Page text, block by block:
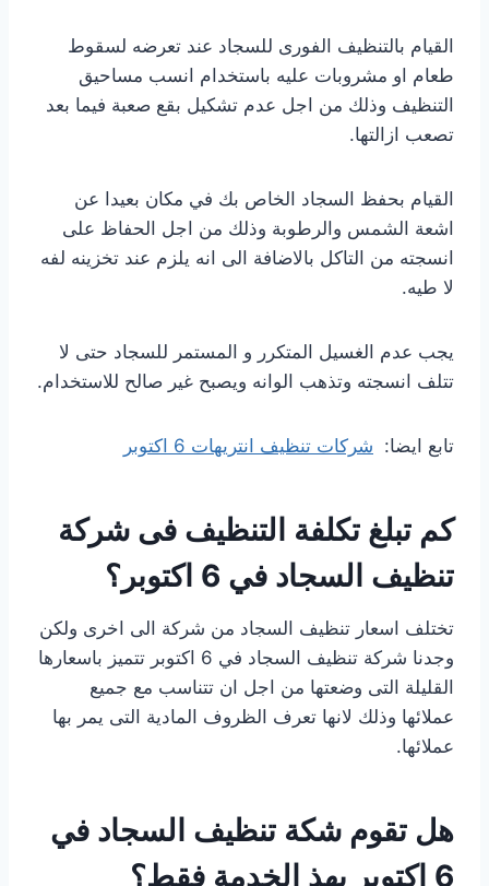
القيام بالتنظيف الفورى للسجاد عند تعرضه لسقوط
طعام او مشروبات عليه باستخدام انسب مساحيق
التنظيف وذلك من اجل عدم تشكيل بقع صعبة فيما بعد
تصعب ازالتها.
القيام بحفظ السجاد الخاص بك في مكان بعيدا عن
اشعة الشمس والرطوبة وذلك من اجل الحفاظ على
انسجته من التاكل بالاضافة الى انه يلزم عند تخزينه لفه
لا طيه.
يجب عدم الغسيل المتكرر و المستمر للسجاد حتى لا
تتلف انسجته وتذهب الوانه ويصبح غير صالح للاستخدام.
تابع ايضا: شركات تنظيف انتريهات 6 اكتوبر
كم تبلغ تكلفة التنظيف فى شركة
تنظيف السجاد في 6 اكتوبر؟
تختلف اسعار تنظيف السجاد من شركة الى اخرى ولكن
وجدنا شركة تنظيف السجاد في 6 اكتوبر تتميز باسعارها
القليلة التى وضعتها من اجل ان تتناسب مع جميع
عملائها وذلك لانها تعرف الظروف المادية التى يمر بها
عملائها.
هل تقوم شكة تنظيف السجاد في
6 اكتوبر بهذ الخدمة فقط؟